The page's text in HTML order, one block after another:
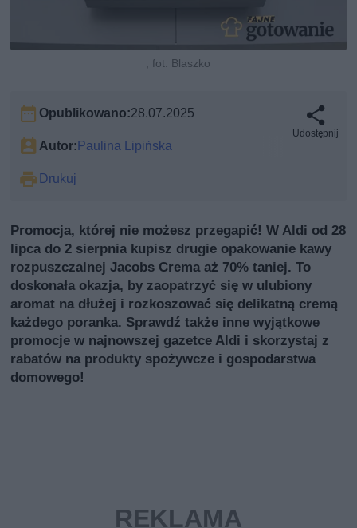
, fot. Blaszko
Opublikowano:28.07.2025
Autor:Paulina Lipińska
Drukuj
Udostępnij
Promocja, której nie możesz przegapić! W Aldi od 28
lipca do 2 sierpnia kupisz drugie opakowanie kawy
rozpuszczalnej Jacobs Crema aż 70% taniej. To
doskonała okazja, by zaopatrzyć się w ulubiony
aromat na dłużej i rozkoszować się delikatną cremą
każdego poranka. Sprawdź także inne wyjątkowe
promocje w najnowszej gazetce Aldi i skorzystaj z
rabatów na produkty spożywcze i gospodarstwa
domowego!